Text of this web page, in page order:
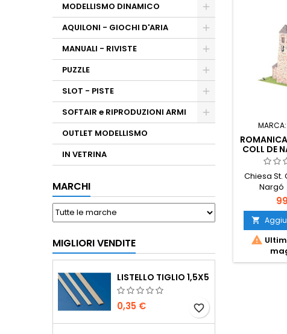
MODELLISMO DINAMICO
AQUILONI - GIOCHI D'ARIA
MANUALI - RIVISTE
PUZZLE
SLOT - PISTE
SOFTAIR e RIPRODUZIONI ARMI
OUTLET MODELLISMO
IN VETRINA
MARCHI
MIGLIORI VENDITE
LISTELLO TIGLIO 1,5X5
0,35 € favorite_border
MARCA:
COLL DE
Chiesa St.
Nargó

